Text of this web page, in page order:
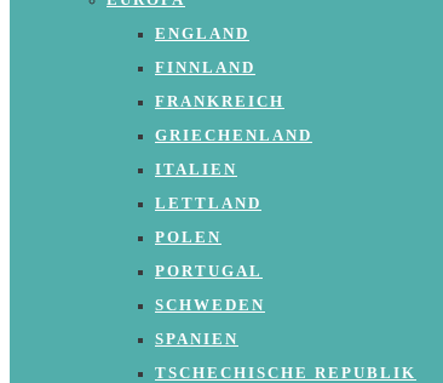
ENGLAND
FINNLAND
FRANKREICH
GRIECHENLAND
ITALIEN
LETTLAND
POLEN
PORTUGAL
SCHWEDEN
SPANIEN
TSCHECHISCHE REPUBLIK